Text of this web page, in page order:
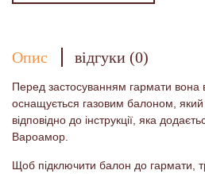
Опис відгуки (0)
Перед застосуванням гармати вона
оснащується газовим балоном, який
відповідно до інструкції, яка
Вароамор.
Щоб підключити балон до гармати,